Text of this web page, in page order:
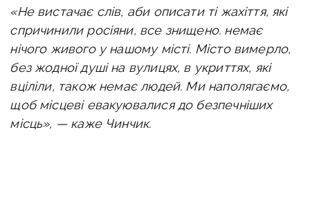
«Не вистачає слів, аби описати ті жахіття, які
спричинили росіяни, все знищено. немає
нічого живого у нашому місті. Місто вимерло,
без жодної душі на вулицях, в укриттях, які
вціліли, також немає людей. Ми наполягаємо,
щоб місцеві евакуювалися до безпечніших
місць», — каже Чинчик.